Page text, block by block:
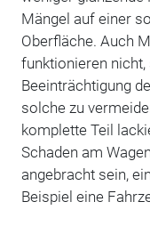
Mängel auf einer
Oberfläche. Auch
funktionieren
Beeinträchtigung
solche zu
komplette Teil
Schaden am
angebracht sein,
Beispiel eine